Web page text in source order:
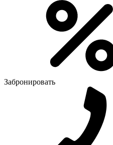
Забронировать